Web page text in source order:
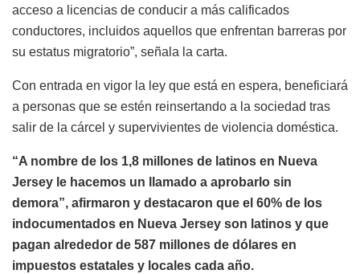
acceso a licencias de conducir a más calificados
conductores, incluidos aquellos que enfrentan barreras por
su estatus migratorio”, señala la carta.
Con entrada en vigor la ley que está en espera, beneficiará
a personas que se estén reinsertando a la sociedad tras
salir de la cárcel y supervivientes de violencia doméstica.
“A nombre de los 1,8 millones de latinos en Nueva
Jersey le hacemos un llamado a aprobarlo sin
demora”, afirmaron y destacaron que el 60% de los
indocumentados en Nueva Jersey son latinos y que
pagan alrededor de 587 millones de dólares en
impuestos estatales y locales cada año.